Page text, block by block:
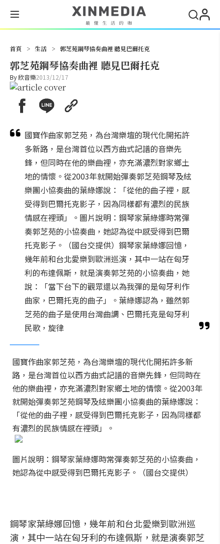
首頁 > 生活 > 郭芝苑鋼琴協奏曲裡 聽見巴爾托克
郭芝苑鋼琴協奏曲裡 聽見巴爾托克
By欣音樂2013/12/17
國寶作曲家郭芝苑，為台灣樂壇的現代化開拓許
多新路，是台灣首位以西方曲式記譜的音樂先
鋒，但同時在他的樂曲裡，亦充滿濃烈對家鄉土
地的情懷。從2003年就開始彈奏郭芝苑鋼琴及絃
樂團小協奏曲的葉綠娜說：「從他的曲子裡，感
受得到巴爾托克影子，因為同樣都有濃烈的民族
情感在裡頭」。圖片說明：鋼琴家葉綠娜時常彈
奏郭芝苑的小協奏曲，她認為從中感受得到巴爾
托克影子。（國台交提供）鋼琴家葉綠娜回憶，
幾年前和台北愛樂到歐洲巡演，其中一站在匈牙
利的布達佩斯，就是演奏郭芝苑的小協奏曲，她
說：「當下台下的觀眾還以為我彈的是匈牙利作
曲家，巴爾托克的曲子」。葉綠娜認為，雖然郭
芝苑的曲子是使用台灣曲調、巴爾托克是匈牙利
民歌，旋律
國寶作曲家郭芝苑，為台灣樂壇的現代化開拓許多新
路，是台灣首位以西方曲式記譜的音樂先鋒，但同時在
他的樂曲裡，亦充滿濃烈對家鄉土地的情懷。從2003年
就開始彈奏郭芝苑鋼琴及絃樂團小協奏曲的葉綠娜說：
「從他的曲子裡，感受得到巴爾托克影子，因為同樣都
有濃烈的民族情感在裡頭」。
圖片說明：鋼琴家葉綠娜時常彈奏郭芝苑的小協奏曲，
她認為從中感受得到巴爾托克影子。（國台交提供）
鋼琴家葉綠娜回憶，幾年前和台北愛樂到歐洲巡
演，其中一站在匈牙利的布達佩斯，就是演奏郭芝